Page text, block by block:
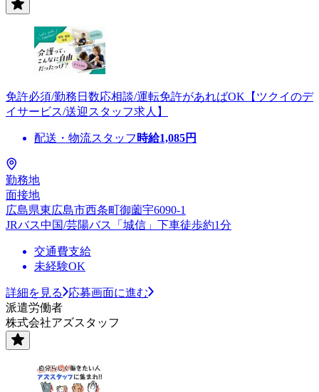
免許必須/勤務日数応相談/運転免許があればOK【ツクイのデ
イサービス/送迎スタッフ求人】
配送・物流スタッフ 時給1,085円
勤務地
面接地
広島県東広島市西条町御薗宇6090-1
JRバス中国/芸陽バス「城信」下車徒歩約1分
交通費支給
未経験OK
詳細を見る
応募画面に進む
派遣労働者
株式会社アズスタッフ